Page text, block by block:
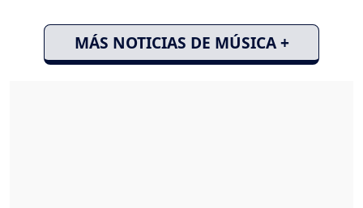
MÁS NOTICIAS DE MÚSICA +